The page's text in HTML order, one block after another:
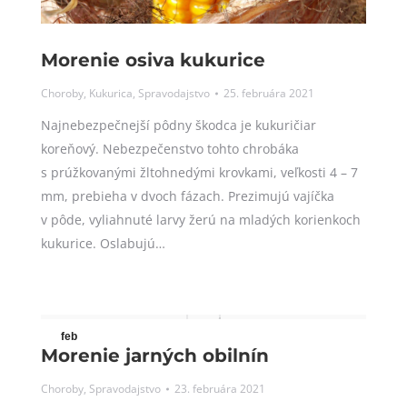
Morenie osiva kukurice
Choroby, Kukurica, Spravodajstvo 25. februára 2021
Najnebezpečnejší pôdny škodca je kukuričiar
koreňový. Nebezpečenstvo tohto chrobáka
s prúžkovanými žltohnedými krovkami, veľkosti 4 – 7
mm, prebieha v dvoch fázach. Prezimujú vajíčka
v pôde, vyliahnuté larvy žerú na mladých korienkoch
kukurice. Oslabujú…
feb
23
2021
Morenie jarných obilnín
Choroby, Spravodajstvo 23. februára 2021